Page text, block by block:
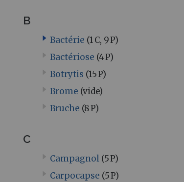
B
Bactérie (1 C, 9 P)
Bactériose (4 P)
Botrytis (15 P)
Brome (vide)
Bruche (8 P)
C
Campagnol (5 P)
Carpocapse (5 P)